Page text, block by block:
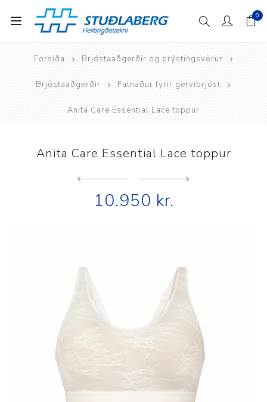
0
Forsíða Brjóstaaðgerðir og þrýstingsvörur
Brjóstaaðgerðir Fatnaður fyrir gervibrjóst
Anita Care Essential Lace toppur
Anita Care Essential Lace toppur
10.950 kr.